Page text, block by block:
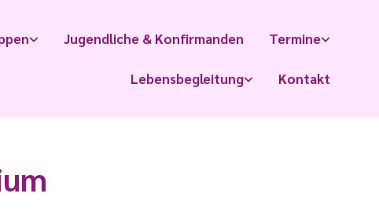
Jugendliche & Konfirmanden Termine
Lebensbegleitung Kontakt